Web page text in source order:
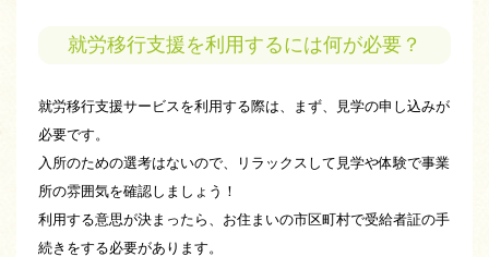
就労移行支援を利用するには何が必要？
就労移行支援サービスを利用する際は、まず、見学の申し込みが
必要です。
入所のための選考はないので、リラックスして見学や体験で事業
所の雰囲気を確認しましょう！
利用する意思が決まったら、お住まいの市区町村で受給者証の手
続きをする必要があります。